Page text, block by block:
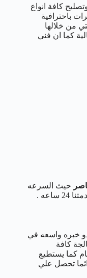
كافة انواع
باحترافية
من خلالها
كما ان فني
حيث السرعه
.
خبره واسعه في
كافة
كما يستطيع
تحصل علي